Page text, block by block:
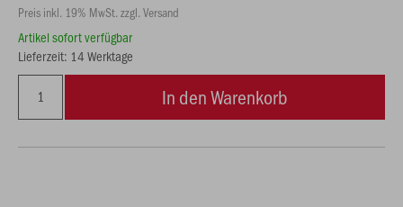
Preis inkl. 19% MwSt. zzgl. Versand
Artikel sofort verfügbar
Lieferzeit: 14 Werktage
In den Warenkorb